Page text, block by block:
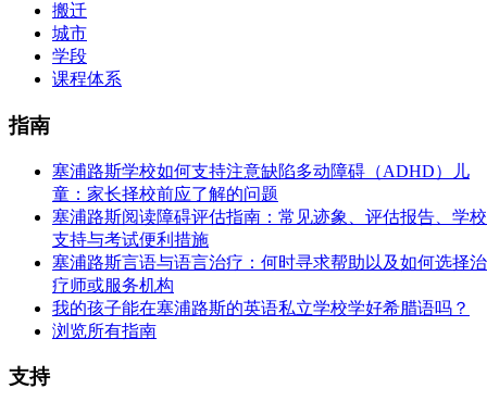
搬迁
城市
学段
课程体系
指南
塞浦路斯学校如何支持注意缺陷多动障碍（ADHD）儿
童：家长择校前应了解的问题
塞浦路斯阅读障碍评估指南：常见迹象、评估报告、学校
支持与考试便利措施
塞浦路斯言语与语言治疗：何时寻求帮助以及如何选择治
疗师或服务机构
我的孩子能在塞浦路斯的英语私立学校学好希腊语吗？
浏览所有指南
支持